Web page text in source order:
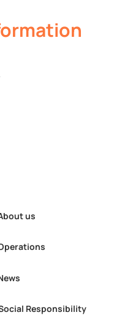
us
Responsibility